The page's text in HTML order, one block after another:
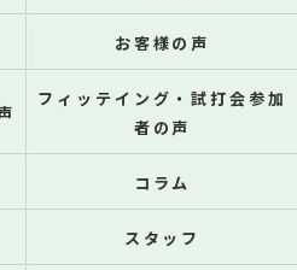
お客様の声
フィッテイング・試打会参加
者の声
コラム
スタッフ